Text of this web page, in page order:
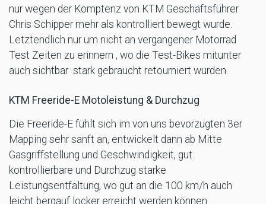
nur wegen der Komptenz von KTM Geschäftsführer
Chris Schipper mehr als kontrolliert bewegt wurde.
Letztendlich nur um nicht an vergangener Motorrad
Test Zeiten zu erinnern , wo die Test-Bikes mitunter
auch sichtbar stark gebraucht retourniert wurden.
KTM Freeride-E Motoleistung & Durchzug
Die Freeride-E fühlt sich im von uns bevorzugten 3er
Mapping sehr sanft an, entwickelt dann ab Mitte
Gasgriffstellung und Geschwindigkeit, gut
kontrollierbare und Durchzug starke
Leistungsentfaltung, wo gut an die 100 km/h auch
leicht bergauf locker erreicht werden können.